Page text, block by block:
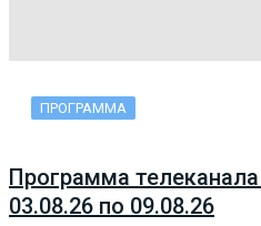
ПРОГРАММА
Программа
03.08.26 по 09.08.26